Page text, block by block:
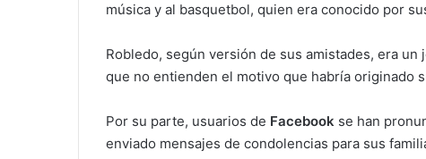
música y al basquetbol, quien era conocido por
Robledo, según versión de sus amistades, era
que no entienden el motivo que habría originado
Por su parte, usuarios de Facebook se han
enviado mensajes de condolencias para sus